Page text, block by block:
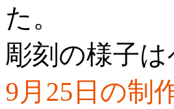
た。
彫刻の様子
9月25日の制